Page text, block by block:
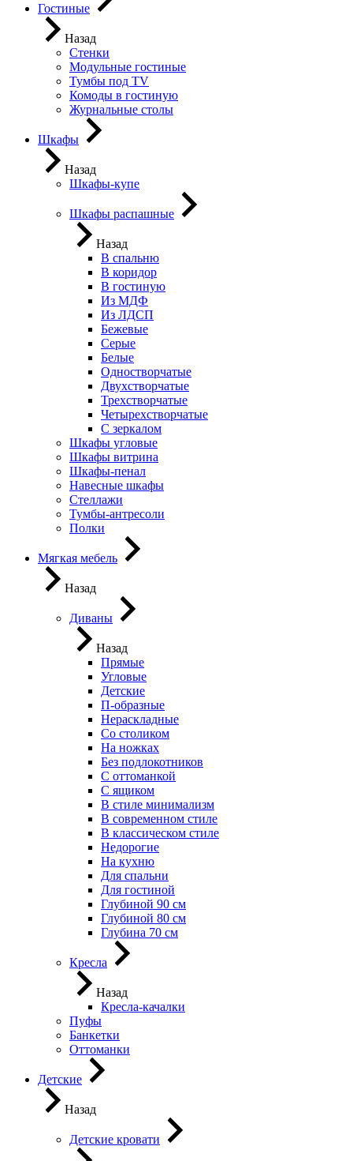
Гостиные
Назад
Стенки
Модульные гостиные
Тумбы под ТV
Комоды в гостиную
Журнальные столы
Шкафы
Назад
Шкафы-купе
Шкафы распашные
Назад
В спальню
В коридор
В гостиную
Из МДФ
Из ЛДСП
Бежевые
Серые
Белые
Одностворчатые
Двухстворчатые
Трехстворчатые
Четырехстворчатые
С зеркалом
Шкафы угловые
Шкафы витрина
Шкафы-пенал
Навесные шкафы
Стеллажи
Тумбы-антресоли
Полки
Мягкая мебель
Назад
Диваны
Назад
Прямые
Угловые
Детские
П-образные
Нераскладные
Со столиком
На ножках
Без подлокотников
С оттоманкой
С ящиком
В стиле минимализм
В современном стиле
В классическом стиле
Недорогие
На кухню
Для спальни
Для гостиной
Глубиной 90 см
Глубиной 80 см
Глубина 70 см
Кресла
Назад
Кресла-качалки
Пуфы
Банкетки
Оттоманки
Детские
Назад
Детские кровати